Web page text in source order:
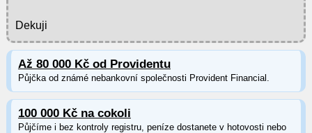
Dekuji
Až 80 000 Kč od Providentu
Půjčka od známé nebankovní společnosti Provident Financial.
100 000 Kč na cokoli
Půjčíme i bez kontroly registru, peníze dostanete v hotovosti nebo